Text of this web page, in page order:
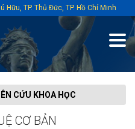
Hữu, TP. Thủ Đức, TP. Hồ Chí Minh
CỨU KHOA HỌC
CƠ BẢN